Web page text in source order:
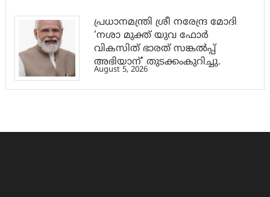
പ്രധാനമന്ത്രി ശ്രീ നരേന്ദ്ര മോദി
‘നശാ മുക്ത് യുവ ഫോർ
വികസിത് ഭാരത് സങ്കൽപ്പ്
അഭിയാന്’ തുടക്കംകുറിച്ചു.
August 5, 2026